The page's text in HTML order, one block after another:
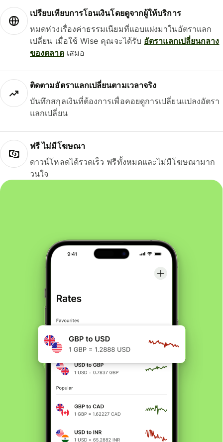
เปรียบเทียบการโอนเงินโดยดูจากผู้ให้บริการ
หมดห่วงเรื่องค่าธรรมเนียมที่แอบแฝงมาในอัตราแลก
เปลี่ยน เมื่อใช้ Wise คุณจะได้รับ อัตราแลกเปลี่ยนกลาง
ของตลาดเสมอ
ติดตามอัตราแลกเปลี่ยนตามเวลาจริง
บันทึกสกุลเงินที่ต้องการเพื่อคอยดูการเปลี่ยนแปลงอัตรา
แลกเปลี่ยน
ฟรี ไม่มีโฆษณา
ดาวน์โหลดได้รวดเร็ว ฟรีทั้งหมดและไม่มีโฆษณามาก
วนใจ